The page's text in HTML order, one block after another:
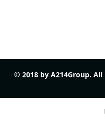
© 2018 by A214Group.